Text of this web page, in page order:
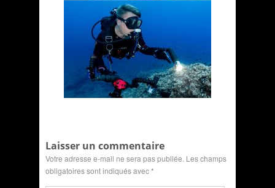
Laisser un commentaire
Votre adresse e-mail ne sera pas publiée. Les champs
obligatoires sont indiqués avec*